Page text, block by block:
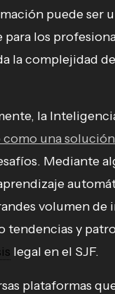
puede ser
para los
la complejidad
la
una
Mediante
volumen de
tendencias y
legal en el SJF.
plataformas